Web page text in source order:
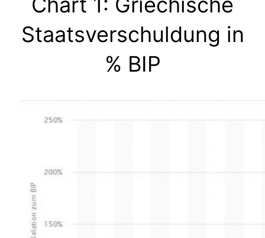
Staatsverschuldung in
% BIP